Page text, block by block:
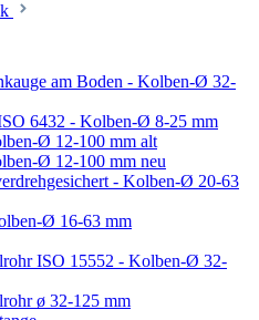
am Boden - Kolben-Ø 32-
6432 - Kolben-Ø 8-25 mm
Ø 12-100 mm alt
Ø 12-100 mm neu
- Kolben-Ø 20-63
Ø 16-63 mm
ISO 15552 - Kolben-Ø 32-
ø 32-125 mm